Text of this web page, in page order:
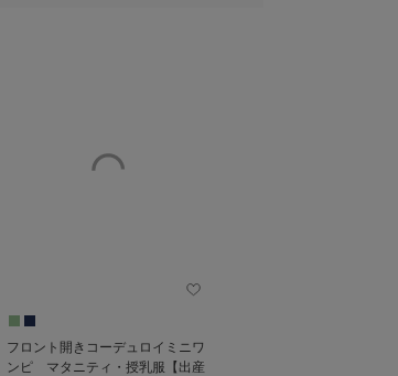
フロント開きコーデュロイミニワ
ンピ マタニティ・授乳服【出産